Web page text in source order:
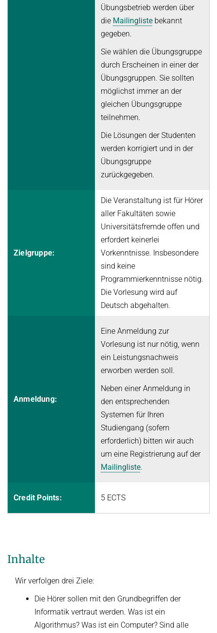
Übungsbetrieb werden über
die Mailingliste bekannt
gegeben.
Sie wählen die Übungsgruppe
durch Erscheinen in einer der
Übungsgruppen. Sie sollten
möglichst immer an der
gleichen Übungsgruppe
teilnehmen.
Die Lösungen der Studenten
werden korrigiert und in der
Übungsgruppe
zurückgegeben.
Zielgruppe:
Die Veranstaltung ist für Hörer
aller Fakultäten sowie
Universitätsfremde offen und
erfordert keinerlei
Vorkenntnisse. Insbesondere
sind keine
Programmierkenntnisse nötig.
Die Vorlesung wird auf
Deutsch abgehalten.
Anmeldung:
Eine Anmeldung zur
Vorlesung ist nur nötig, wenn
ein Leistungsnachweis
erworben werden soll.
Neben einer Anmeldung in
den entsprechenden
Systemen für Ihren
Studiengang (sofern
erforderlich) bitten wir auch
um eine Registrierung auf der
Mailingliste.
Credit Points: 5 ECTS
Inhalte
Wir verfolgen drei Ziele:
Die Hörer sollen mit den Grundbegriffen der
Informatik vertraut werden. Was ist ein
Algorithmus? Was ist ein Computer? Sind alle